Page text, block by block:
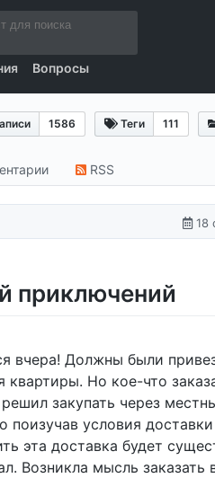
Вопросы
1586 Теги 111
RSS
18
приключений
вчера! Должны были
Но кое-что
закупать через
поизучав условия
эта доставка будет
Возникла мысль заказать